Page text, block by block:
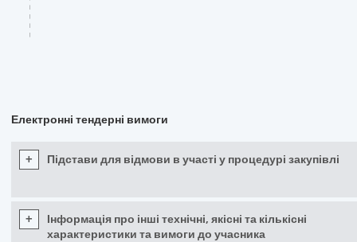
Електронні тендерні вимоги
+ Підстави для відмови в участі у процедурі закупівлі
+
Інформація про інші технічні, якісні та кількісні
характеристики та вимоги до учасника